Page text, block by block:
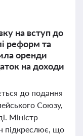
на вступ до
реформ та
оренди
на доходи
до подання
Союзу,
Міністр
підкреслює, що